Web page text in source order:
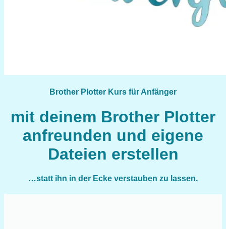
Brother Plotter Kurs für Anfänger
mit deinem Brother Plotter
anfreunden und eigene
Dateien erstellen
…statt ihn in der Ecke verstauben zu lassen.